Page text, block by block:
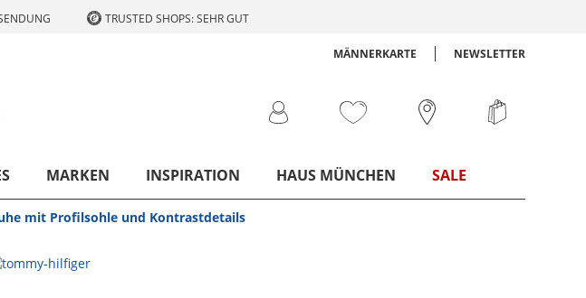
TRUSTED SHOPS: SEHR GUT
MÄNNERKARTE NEWSLETTER
MARKEN INSPIRATION HAUS MÜNCHEN SALE
mit Profilsohle und Kontrastdetails